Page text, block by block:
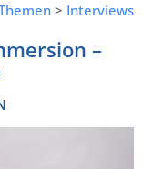
> Interviews
–